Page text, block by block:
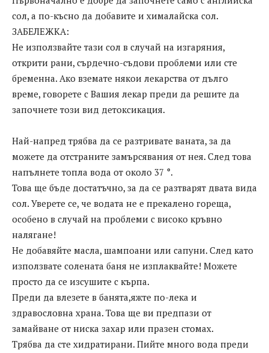
сол, а по-късно да добавите и хималайска сол.
ЗАБЕЛЕЖКА:
Не използвайте тази сол в случай на изгаряния,
открити рани, сърдечно-съдови проблеми или сте
бременна. Ако вземате някои лекарства от дълго
време, говорете с Вашия лекар преди да решите да
започнете този вид детоксикация.
Най-напред трябва да се разтривате ваната, за да
можете да отстраните замърсявания от нея. След това
напълнете топла вода от около 37 °.
Това ще бъде достатъчно, за да се разтварят двата вида
сол. Уверете се, че водата не е прекалено гореща,
особено в случай на проблеми с високо кръвно
налягане!
Не добавяйте масла, шампоани или сапуни. След като
използвате солената баня не изплаквайте! Можете
просто да се изсушите с кърпа.
Преди да влезете в банята,яжте по-лека и
здравословна храна. Това ще ви предпази от
замайване от ниска захар или празен стомах.
Трябва да сте хидратирани. Пийте много вода преди